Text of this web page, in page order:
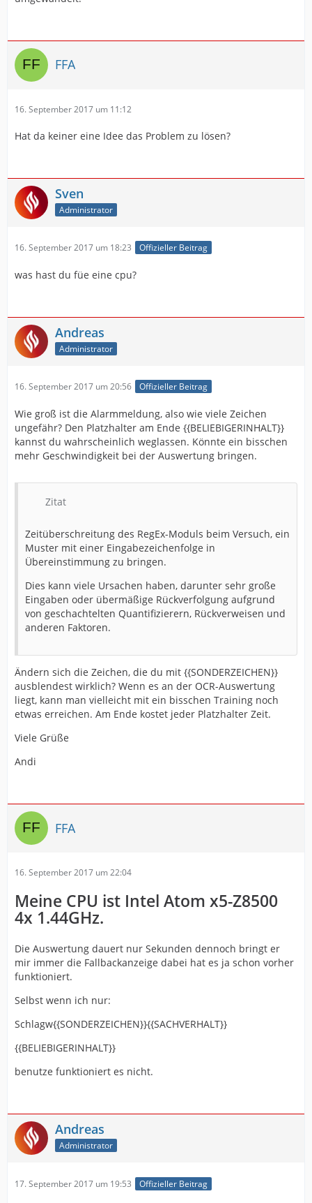
FFA
16. September 2017 um 11:12
Hat da keiner eine Idee das Problem zu lösen?
Sven
Administrator
16. September 2017 um 18:23 Offizieller Beitrag
was hast du füe eine cpu?
Andreas
Administrator
16. September 2017 um 20:56 Offizieller Beitrag
Wie groß ist die Alarmmeldung, also wie viele Zeichen
ungefähr? Den Platzhalter am Ende {{BELIEBIGERINHALT}}
kannst du wahrscheinlich weglassen. Könnte ein bisschen
mehr Geschwindigkeit bei der Auswertung bringen.
Zitat
Zeitüberschreitung des RegEx-Moduls beim Versuch, ein
Muster mit einer Eingabezeichenfolge in
Übereinstimmung zu bringen.
Dies kann viele Ursachen haben, darunter sehr große
Eingaben oder übermäßige Rückverfolgung aufgrund
von geschachtelten Quantifizierern, Rückverweisen und
anderen Faktoren.
Ändern sich die Zeichen, die du mit {{SONDERZEICHEN}}
ausblendest wirklich? Wenn es an der OCR-Auswertung
liegt, kann man vielleicht mit ein bisschen Training noch
etwas erreichen. Am Ende kostet jeder Platzhalter Zeit.
Viele Grüße
Andi
FFA
16. September 2017 um 22:04
Meine CPU ist Intel Atom x5-Z8500
4x 1.44GHz.
Die Auswertung dauert nur Sekunden dennoch bringt er
mir immer die Fallbackanzeige dabei hat es ja schon vorher
funktioniert.
Selbst wenn ich nur:
Schlagw{{SONDERZEICHEN}}{{SACHVERHALT}}
{{BELIEBIGERINHALT}}
benutze funktioniert es nicht.
Andreas
Administrator
17. September 2017 um 19:53 Offizieller Beitrag